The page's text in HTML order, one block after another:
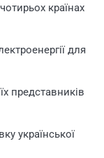
країнах
для
представників
української